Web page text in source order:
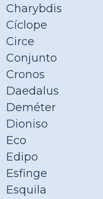
Charybdis
Cíclope
Circe
Conjunto
Cronos
Daedalus
Deméter
Dioniso
Eco
Edipo
Esfinge
Esquila